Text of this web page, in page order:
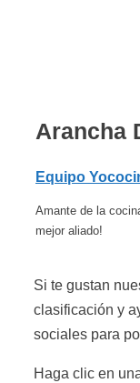
Arancha
Equipo
Amante de la
mejor aliado!
Si te gustan
clasificación y
sociales para
Haga clic en